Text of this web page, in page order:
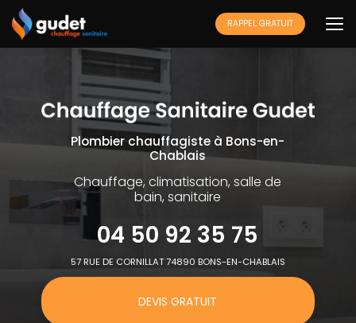
Aller
au
contenu
principal
RAPPEL GRATUIT
Plombier chauffagiste à Bons-en-
Chablais
Chauffage, climatisation, salle de
bain, sanitaire
04 50 92 35 75
57 RUE DE CORNILLAT 74890 BONS-EN-CHABLAIS
DEVIS GRATUIT